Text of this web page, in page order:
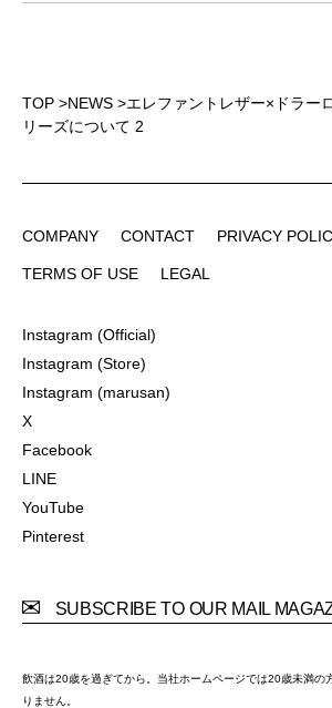
TOP >NEWS >エレファントレザー×ドラー
リーズについて 2
COMPANY
CONTACT
PRIVACY
TERMS OF USE
LEGAL
Instagram (Official)
Instagram (Store)
Instagram (marusan)
X
Facebook
LINE
YouTube
Pinterest
SUBSCRIBE TO OUR MAIL
飲酒は20歳を過ぎてから。当社ホームページでは20歳未満の
りません。